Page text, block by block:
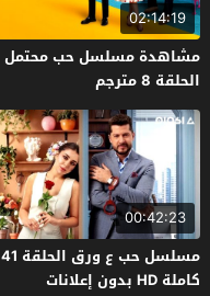
02:14:19
مشاهدة مسلسل حب محتمل
الحلقة 8 مترجم
00:42:23
مسلسل حب ع ورق الحلقة 41
كاملة HD بدون إعلانات